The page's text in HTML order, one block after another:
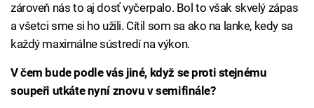
zároveň nás to aj dosť vyčerpalo. Bol to však skvelý zápas
a všetci sme si ho užili. Cítil som sa ako na lanke, kedy sa
každý maximálne sústredí na výkon.
V čem bude podle vás jiné, když se proti stejnému
soupeři utkáte nyní znovu v semifinále?